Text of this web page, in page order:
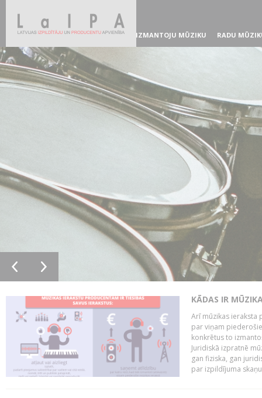
IZMANTOJU MŪZIKU RADU
KĀDAS IR
Arī mūzikas ieraksta
par viņam
konkrētus to
Juridiskā izpratnē
gan fiziska, gan
par izpildījuma